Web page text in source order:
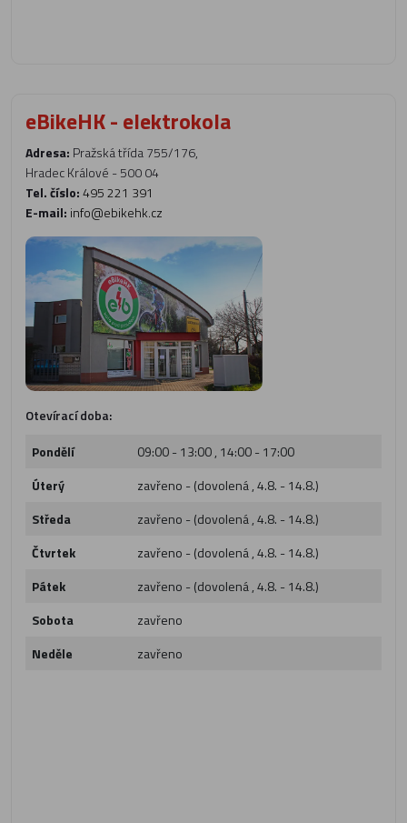
eBikeHK - elektrokola
Adresa: Pražská třída 755/176,
Hradec Králové - 500 04
Tel. číslo:495 221 391
E-mail: info@ebikehk.cz
Otevírací doba:
Pondělí
09:00 - 13:00 , 14:00 - 17:00
Úterý
zavřeno - (dovolená , 4.8. - 14.8.)
Středa
zavřeno - (dovolená , 4.8. - 14.8.)
Čtvrtek
zavřeno - (dovolená , 4.8. - 14.8.)
Pátek
zavřeno - (dovolená , 4.8. - 14.8.)
Sobota
zavřeno
Neděle
zavřeno